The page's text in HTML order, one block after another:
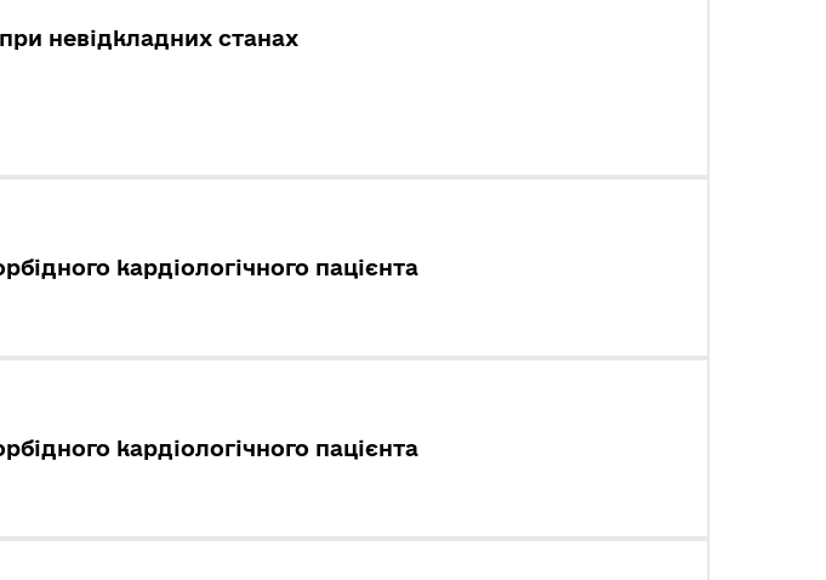
невідкладних станах
кардіологічного пацієнта
кардіологічного пацієнта